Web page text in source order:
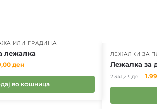
ИЛИ ГРАДИНА
лежалка
ден
во кошница
ЛЕЖАЛКИ ЗА
Лежалка за
2.341,23ден